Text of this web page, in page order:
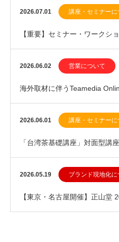
幌開催）のお知らせ
2026.07.01 講座・セミナーに
【重要】セミナー・ワークシ
変更に関するお知らせ
2026.06.02 営業について
海外取材に伴うTeamedia
（2026年6月上旬）
2026.06.01 講座・セミナーに
「台湾茶基礎講座」対面型講
2026.05.19 ブランド現地化に
【東京・名古屋開催】正山堂